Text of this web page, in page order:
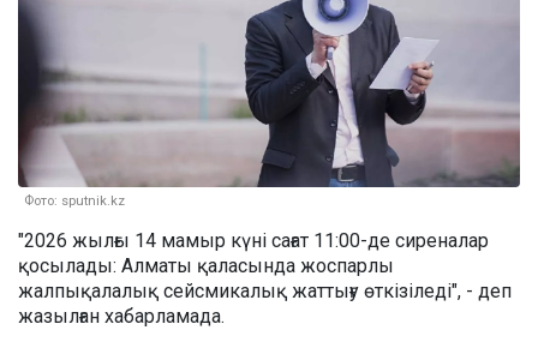
Фото: sputnik.kz
"2026 жылғы 14 мамыр күні сағат 11:00-де сиреналар
қосылады: Алматы қаласында жоспарлы
жалпықалалық сейсмикалық жаттығу өткізіледі", - деп
жазылған хабарламада.